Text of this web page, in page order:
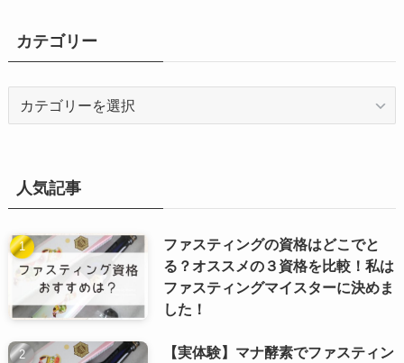
カテゴリー
ー人気記事
ファスティングの資格はどこでと
る？オススメの３資格を比較！私は
ファスティングマイスターに決めま
した！
【実体験】マナ酵素でファスティン